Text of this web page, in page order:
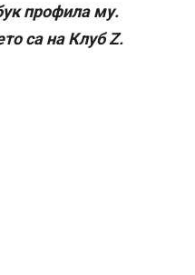
профила му.
са на Клуб Z.